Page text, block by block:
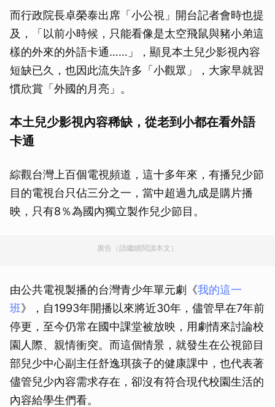
而行政院長卓榮泰出席「小公視」開台記者會時也提
及，「以前小時候，只能看像是太空飛鼠與豬小弟這
樣的外來的外語卡通……」，顯見本土兒少影視內容
短缺已久，也因此流失許多「小觀眾」，大家早就習
慣欣賞「外國的月亮」。
本土兒少影視內容稀缺，從老到小都在看外語
卡通
綜觀台灣上百個電視頻道，這十多年來，有播兒少節
目的電視台只佔三分之一，當中超過九成是購片播
映，只有8％為國內獨立製作兒少節目。
廣告（請繼續閱讀本文）
由公共電視製播的台灣青少年單元劇《我的這一
班》，自1993年開播以來將近30年，儘管早在7年前
停更，至今仍常在國中課堂被放映，用劇情來討論校
園人際、親情衝突。而這個情景，就發生在公視節目
部兒少中心副主任舒逸琪孩子的健康課中，也代表著
儘管兒少內容需求存在，卻沒有符合現代校園生活的
內容給學生們看。